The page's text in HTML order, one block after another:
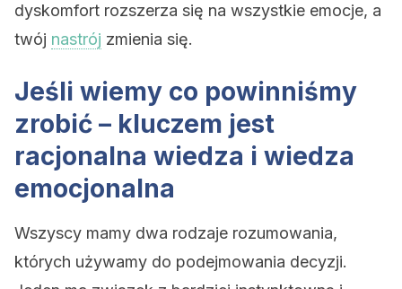
dyskomfort rozszerza się na wszystkie emocje, a
twój nastrój zmienia się.
Jeśli wiemy co powinniśmy
zrobić – kluczem jest
racjonalna wiedza i wiedza
emocjonalna
Wszyscy mamy dwa rodzaje rozumowania,
których używamy do podejmowania decyzji.